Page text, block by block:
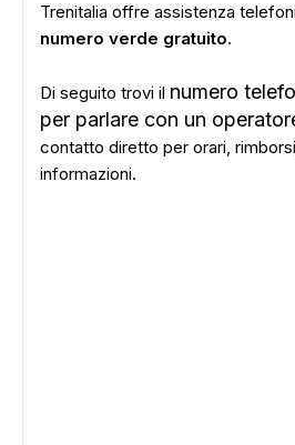
Trenitalia offre assistenza
numero verde gratuito.
Di seguito trovi il numero
per parlare con un
contatto diretto per orari,
informazioni.